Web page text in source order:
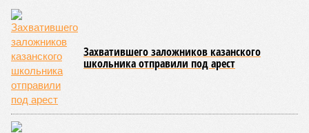
Захватившего заложников казанского
школьника отправили под арест